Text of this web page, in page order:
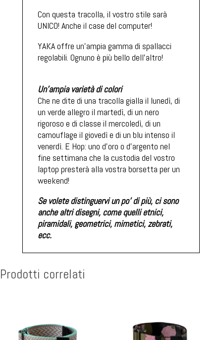
Con questa tracolla, il vostro stile sarà
UNICO! Anche il case del computer!
YAKA offre un'ampia gamma di spallacci
regolabili. Ognuno è più bello dell'altro!
Un'ampia varietà di colori
Che ne dite di una tracolla gialla il lunedì, di
un verde allegro il martedì, di un nero
rigoroso e di classe il mercoledì, di un
camouflage il giovedì e di un blu intenso il
venerdì. E Hop: uno d'oro o d'argento nel
fine settimana che la custodia del vostro
laptop presterà alla vostra borsetta per un
weekend!
Se volete distinguervi un po' di più, ci sono
anche altri disegni, come quelli etnici,
piramidali, geometrici, mimetici, zebrati,
ecc.
Prodotti correlati